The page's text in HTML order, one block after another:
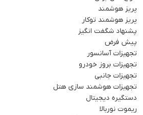
پریز هوشمند
پریز هوشمند توکار
پشنهاد شگفت انگیز
پیش فرض
تجهیزات آسانسور
تجهیزات بروز خودرو
تجهیزات جانبی
تجهیزات هوشمند سازی هتل
دستگیره دیجیتال
ریموت نوربالا